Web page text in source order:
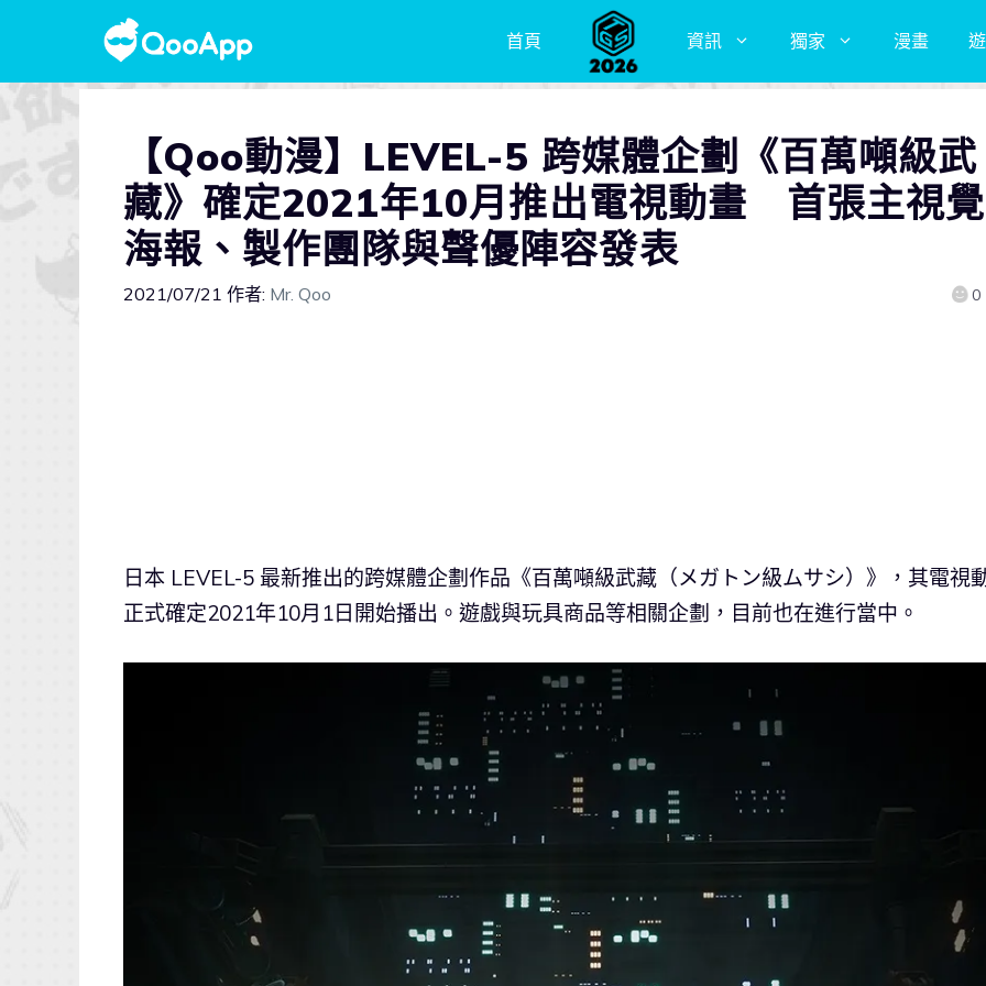
首頁 資訊 獨家 漫畫
【Qoo動漫】LEVEL-5 跨媒體企劃《百萬噸級武
藏》確定2021年10月推出電視動畫 首張主視覺
海報、製作團隊與聲優陣容發表
2021/07/21 作者: Mr. Qoo 0
日本 LEVEL-5 最新推出的跨媒體企劃作品《百萬噸級武藏（メガトン級ムサシ）》，其電視
正式確定2021年10月1日開始播出。遊戲與玩具商品等相關企劃，目前也在進行當中。